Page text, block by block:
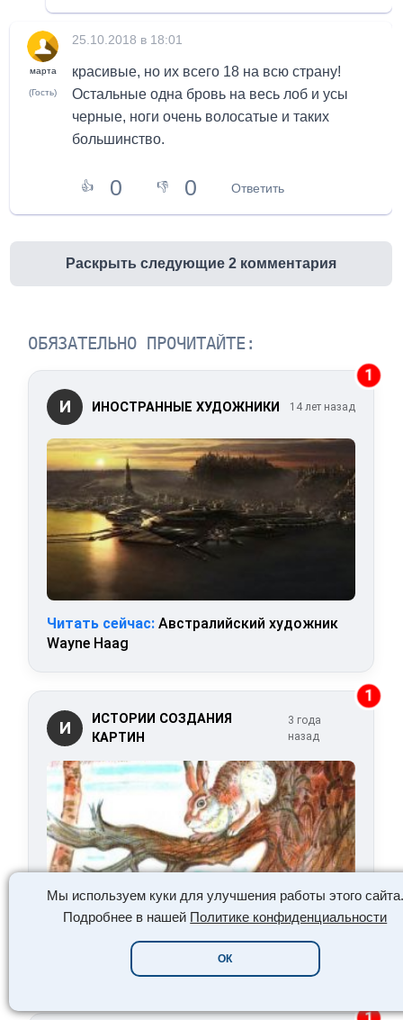
Мы используем куки для улучшения работы этого сайта.
Подробнее в нашей Политике конфиденциальности
ОК
марта
(Гость)
25.10.2018 в 18:01
красивые, но их всего 18 на всю страну!
Остальные одна бровь на весь лоб и усы
черные, ноги очень волосатые и таких
большинство.
👍 0 👎 0 Ответить
Раскрыть следующие 2 комментария
ОБЯЗАТЕЛЬНО ПРОЧИТАЙТЕ:
1
И ИНОСТРАННЫЕ ХУДОЖНИКИ 14 лет назад
Читать сейчас: Австралийский художник
Wayne Haag
1
И
ИСТОРИИ СОЗДАНИЯ
КАРТИН
3 года
назад
Читать сейчас:Комаров Наводнение
описание картины